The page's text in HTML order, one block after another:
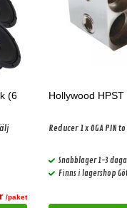
(6
/paket
Hollywood HPST
Reducer 1x 0GA
Snabblager 1-3
Finns i lagershop